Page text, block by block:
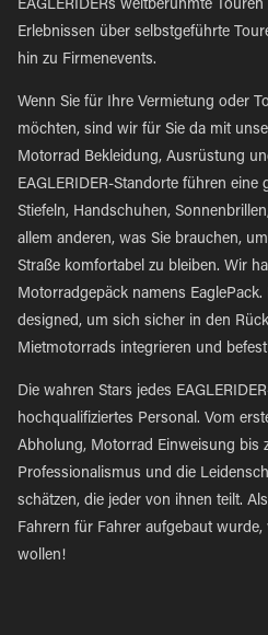
EAGLERIDERs weltberühmte
Erlebnissen über selbstgeführte
hin zu Firmenevents.
Wenn Sie für Ihre Vermietung oder
möchten, sind wir für Sie da mit
Motorrad Bekleidung, Ausrüstung
EAGLERIDER-Standorte führen
Stiefeln, Handschuhen,
allem anderen, was Sie brauchen,
Straße komfortabel zu bleiben. Wir
Motorradgepäck namens
designed, um sich sicher in den
Mietmotorrads integrieren und
Die wahren Stars jedes
hochqualifiziertes Personal. Vom
Abholung, Motorrad Einweisung bis
Professionalismus und die
schätzen, die jeder von ihnen teilt.
Fahrern für Fahrer aufgebaut
wollen!